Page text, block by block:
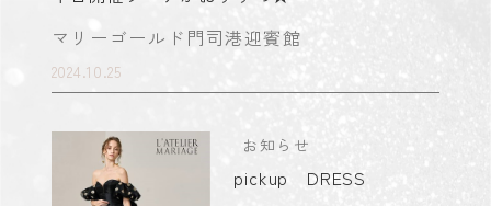
マリーゴールド門司港迎賓館
2024.10.25
お知らせ
pickup DRESS